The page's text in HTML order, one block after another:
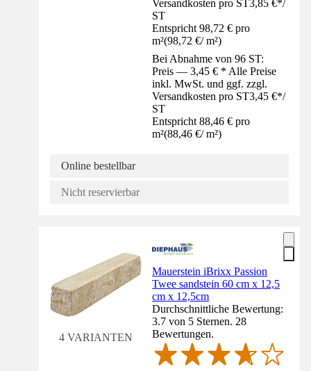
Versandkosten pro ST3,85 €*/
ST
Entspricht 98,72 € pro
m²(98,72 €/ m²)
Bei Abnahme von 96 ST:
Preis — 3,45 € * Alle Preise
inkl. MwSt. und ggf. zzgl.
Versandkosten pro ST3,45 €*/
ST
Entspricht 88,46 € pro
m²(88,46 €/ m²)
Online bestellbar
Nicht reservierbar
4 VARIANTEN
Mauerstein iBrixx Passion
Twee sandstein 60 cm x 12,5
cm x 12,5cm
Durchschnittliche Bewertung:
3.7 von 5 Sternen. 28
Bewertungen.